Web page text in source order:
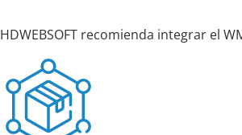
HDWEBSOFT recomienda integrar el